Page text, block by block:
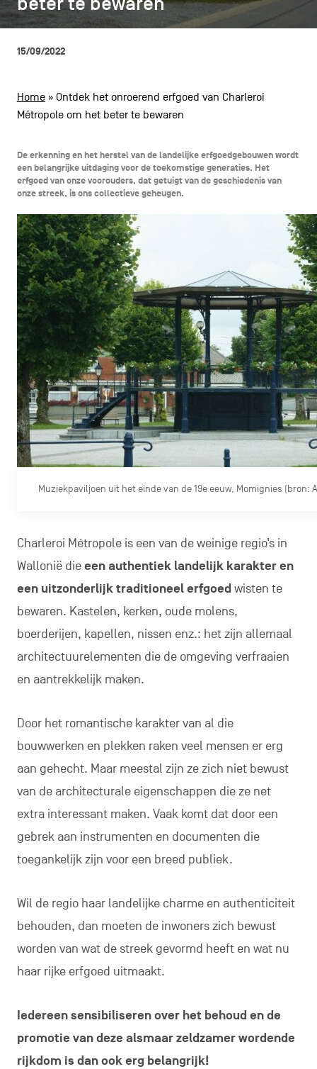
navigatie
PRIVACYBELEID
NL EN FR
15/09/2022
Home» Ontdek het onroerend erfgoed van Charleroi
Métropole om het beter te bewaren
De erkenning en het herstel van de landelijke erfgoedgebouwen wordt
een belangrijke uitdaging voor de toekomstige generaties. Het
erfgoed van onze voorouders, dat getuigt van de geschiedenis van
onze streek, is ons collectieve geheugen.
Muziekpaviljoen uit het einde van de 19e eeuw, Momignies (bron:
Charleroi Métropole is een van de weinige regio’s in
Wallonië dieeen authentiek landelijk karakter en
een uitzonderlijk traditioneel erfgoed wisten te
bewaren. Kastelen, kerken, oude molens,
boerderijen, kapellen, nissen enz.: het zijn allemaal
architectuurelementen die de omgeving verfraaien
en aantrekkelijk maken.
Door het romantische karakter van al die
bouwwerken en plekken raken veel mensen er erg
aan gehecht. Maar meestal zijn ze zich niet bewust
van de architecturale eigenschappen die ze net
extra interessant maken. Vaak komt dat door een
gebrek aan instrumenten en documenten die
toegankelijk zijn voor een breed publiek.
Wil de regio haar landelijke charme en authenticiteit
behouden, dan moeten de inwoners zich bewust
worden van wat de streek gevormd heeft en wat nu
haar rijke erfgoed uitmaakt.
Iedereen sensibiliseren over het behoud en de
promotie van deze alsmaar zeldzamer wordende
rijkdom is dan ook erg belangrijk!